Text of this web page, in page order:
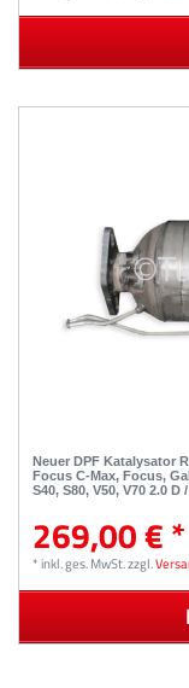
Neuer DPF Katalysator
Focus C-Max, Focus,
S40, S80, V50, V70 2.0 D
269,00 € *
*inkl. ges. MwSt.zzgl.